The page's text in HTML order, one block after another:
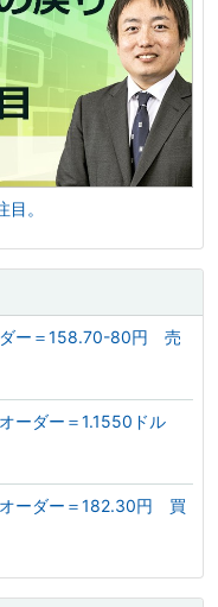
。
ダー＝158.70-80円 売
ーダー＝1.1550ドル
オーダー＝182.30円 買